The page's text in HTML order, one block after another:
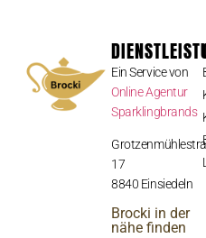
Ein Service von
Online Agentur
Sparklingbrands
17
8840 Einsiedeln
Brocki in der
nähe finden